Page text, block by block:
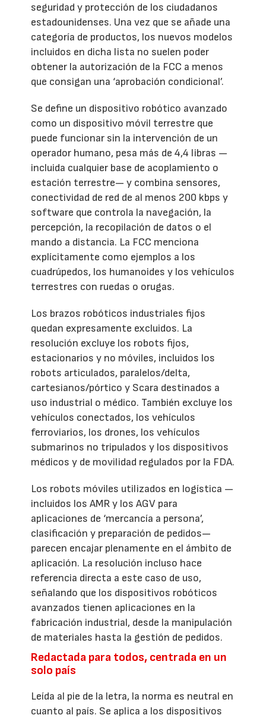
seguridad y protección de los ciudadanos
estadounidenses. Una vez que se añade una
categoría de productos, los nuevos modelos
incluidos en dicha lista no suelen poder
obtener la autorización de la FCC a menos
que consigan una ‘aprobación condicional’.
Se define un dispositivo robótico avanzado
como un dispositivo móvil terrestre que
puede funcionar sin la intervención de un
operador humano, pesa más de 4,4 libras —
incluida cualquier base de acoplamiento o
estación terrestre— y combina sensores,
conectividad de red de al menos 200 kbps y
software que controla la navegación, la
percepción, la recopilación de datos o el
mando a distancia. La FCC menciona
explícitamente como ejemplos a los
cuadrúpedos, los humanoides y los vehículos
terrestres con ruedas o orugas.
Los brazos robóticos industriales fijos
quedan expresamente excluidos. La
resolución excluye los robots fijos,
estacionarios y no móviles, incluidos los
robots articulados, paralelos/delta,
cartesianos/pórtico y Scara destinados a
uso industrial o médico. También excluye los
vehículos conectados, los vehículos
ferroviarios, los drones, los vehículos
submarinos no tripulados y los dispositivos
médicos y de movilidad regulados por la FDA.
Los robots móviles utilizados en logística —
incluidos los AMR y los AGV para
aplicaciones de ‘mercancía a persona’,
clasificación y preparación de pedidos—
parecen encajar plenamente en el ámbito de
aplicación. La resolución incluso hace
referencia directa a este caso de uso,
señalando que los dispositivos robóticos
avanzados tienen aplicaciones en la
fabricación industrial, desde la manipulación
de materiales hasta la gestión de pedidos.
Redactada para todos, centrada en un
solo país
Leída al pie de la letra, la norma es neutral en
cuanto al país. Se aplica a los dispositivos